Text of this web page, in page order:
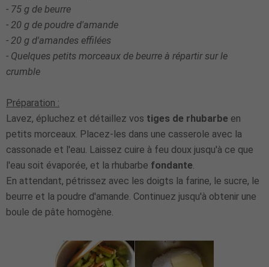
- 75 g de beurre
- 20 g de poudre d'amande
- 20 g d'amandes effilées
- Quelques petits morceaux de beurre à répartir sur le
crumble
Préparation :
Lavez, épluchez et détaillez vos tiges de rhubarbe en
petits morceaux. Placez-les dans une casserole avec la
cassonade et l'eau. Laissez cuire à feu doux jusqu'à ce que
l'eau soit évaporée, et la rhubarbe fondante
En attendant, pétrissez avec les doigts la farine, le sucre, le
beurre et la poudre d'amande. Continuez jusqu'à obtenir une
boule de pâte homogène.